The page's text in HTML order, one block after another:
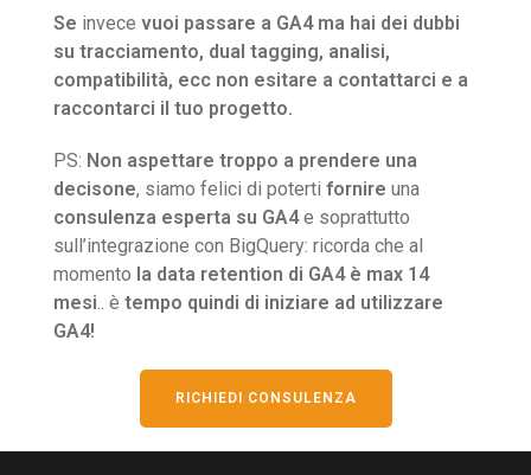
Se invece vuoi passare a GA4 ma hai dei dubbi
su tracciamento, dual tagging, analisi,
compatibilità, ecc non esitare a contattarci e a
raccontarci il tuo progetto.
PS: Non aspettare troppo a prendere una
decisone, siamo felici di poterti fornire una
consulenza esperta su GA4e soprattutto
sull’integrazione con BigQuery: ricorda che al
momento la data retention di GA4 è max 14
mesi.. è tempo quindi di iniziare ad utilizzare
GA4!
RICHIEDI CONSULENZA